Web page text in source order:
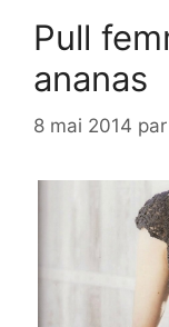
Pull
ananas
8 mai 2014 par